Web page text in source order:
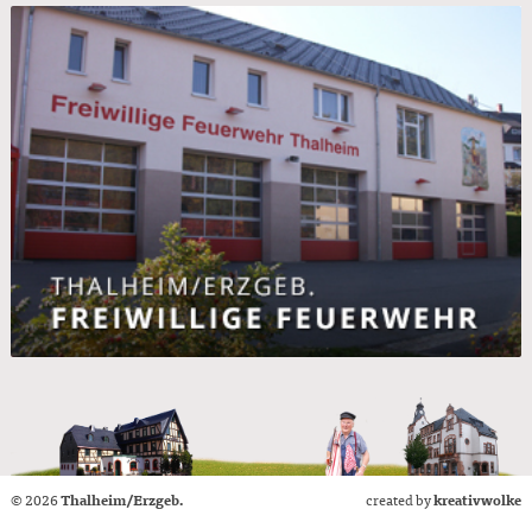
© 2026Thalheim/Erzgeb. created bykreativwolke